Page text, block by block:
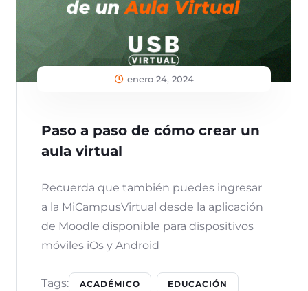
enero 24, 2024
Paso a paso de cómo crear un
aula virtual
Recuerda que también puedes ingresar
a la MiCampusVirtual desde la aplicación
de Moodle disponible para dispositivos
móviles iOs y Android
Tags: ACADÉMICO EDUCACIÓN